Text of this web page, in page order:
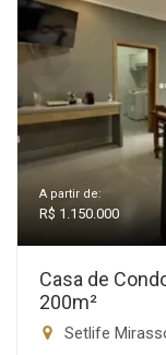
A partir de:
R$ 1.150.000
Casa de
200m²
Setlife